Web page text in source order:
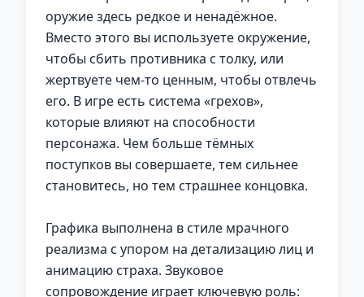
оружие здесь редкое и ненадёжное.
Вместо этого вы используете окружение,
чтобы сбить противника с толку, или
жертвуете чем-то ценным, чтобы отвлечь
его. В игре есть система «грехов»,
которые влияют на способности
персонажа. Чем больше тёмных
поступков вы совершаете, тем сильнее
становитесь, но тем страшнее концовка.
Графика выполнена в стиле мрачного
реализма с упором на детализацию лиц и
анимацию страха. Звуковое
сопровождение играет ключевую роль: